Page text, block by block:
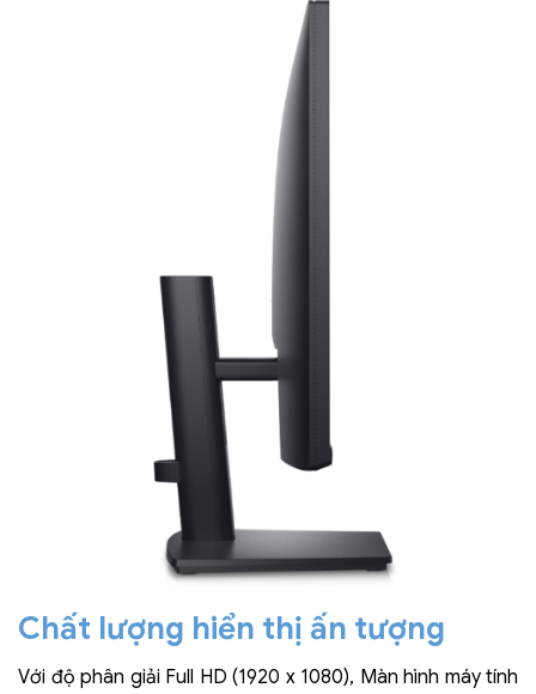
Chất lượng hiển thị ấn tượng
Với độ phân giải Full HD (1920 x 1080), Màn hình máy tính